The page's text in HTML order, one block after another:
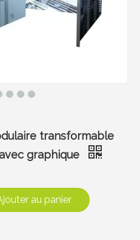
transformable
graphique
au panier